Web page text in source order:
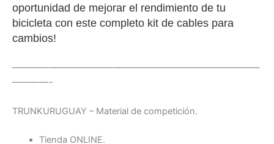
oportunidad de mejorar el rendimiento de tu
bicicleta con este completo kit de cables para
cambios!
———————————————————————————
————-
TRUNKURUGUAY – Material de competición.
Tienda ONLINE.